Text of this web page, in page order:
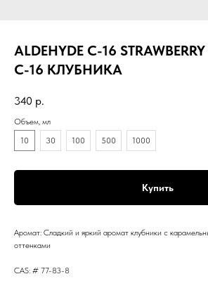
ALDEHYDE C-16
С-16 КЛУБНИКА
340 р.
Объем, мл
10
30 100 500 1000
Купить
Аромат: Сладкий и яркий аромат клубники с
оттенками
CAS: # 77-83-8